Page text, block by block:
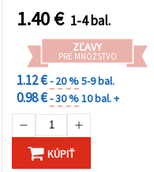
dekoratívne na výrobu
šperkov, náramkov,
náhrdelníkov a DIY
dekorácií
1.40€ 1-4 bal.
ZĽAVY
PRE MNOŽSTVO
1.12 €- 20 %5-9 bal.
0.98 €- 30 %10 bal. +
KÚPIŤ